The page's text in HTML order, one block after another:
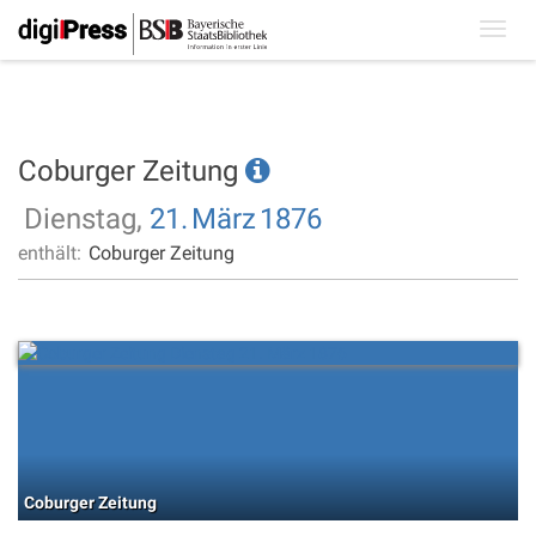
Coburger Zeitung
Dienstag, 21. März 1876
enthält: Coburger Zeitung
Coburger Zeitung